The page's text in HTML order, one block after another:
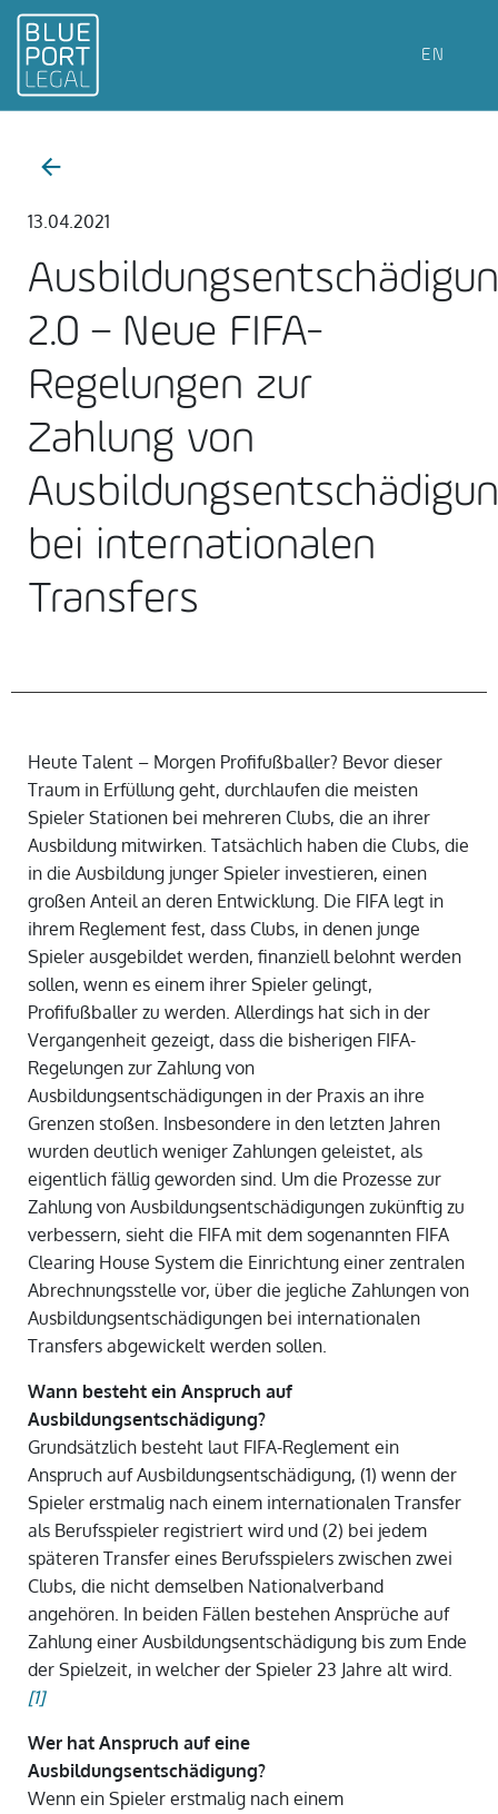
EN
13.04.2021
2.0 – Neue FIFA-
Regelungen zur
Zahlung von
bei internationalen
Transfers
Heute Talent – Morgen Profifußballer? Bevor dieser
Traum in Erfüllung geht, durchlaufen die meisten
Spieler Stationen bei mehreren Clubs, die an ihrer
Ausbildung mitwirken. Tatsächlich haben die Clubs, die
in die Ausbildung junger Spieler investieren, einen
großen Anteil an deren Entwicklung. Die FIFA legt in
ihrem Reglement fest, dass Clubs, in denen junge
Spieler ausgebildet werden, finanziell belohnt werden
sollen, wenn es einem ihrer Spieler gelingt,
Profifußballer zu werden. Allerdings hat sich in der
Vergangenheit gezeigt, dass die bisherigen FIFA-
Regelungen zur Zahlung von
Ausbildungsentschädigungen in der Praxis an ihre
Grenzen stoßen. Insbesondere in den letzten Jahren
wurden deutlich weniger Zahlungen geleistet, als
eigentlich fällig geworden sind. Um die Prozesse zur
Zahlung von Ausbildungsentschädigungen zukünftig zu
verbessern, sieht die FIFA mit dem sogenannten FIFA
Clearing House System die Einrichtung einer zentralen
Abrechnungsstelle vor, über die jegliche Zahlungen von
Ausbildungsentschädigungen bei internationalen
Transfers abgewickelt werden sollen.
Wann besteht ein Anspruch auf
Ausbildungsentschädigung?
Grundsätzlich besteht laut FIFA-Reglement ein
Anspruch auf Ausbildungsentschädigung, (1) wenn der
Spieler erstmalig nach einem internationalen Transfer
als Berufsspieler registriert wird und (2) bei jedem
späteren Transfer eines Berufsspielers zwischen zwei
Clubs, die nicht demselben Nationalverband
angehören. In beiden Fällen bestehen Ansprüche auf
Zahlung einer Ausbildungsentschädigung bis zum Ende
der Spielzeit, in welcher der Spieler 23 Jahre alt wird.
[1]
Wer hat Anspruch auf eine
Ausbildungsentschädigung?
Wenn ein Spieler erstmalig nach einem